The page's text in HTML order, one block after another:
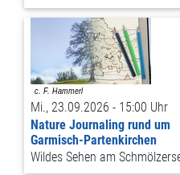
Mi., 23.09.2026 - 15:00 Uhr
Nature Journaling rund um
Garmisch-Partenkirchen
Wildes Sehen am